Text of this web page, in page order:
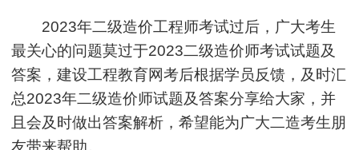
2023年二级造价工程师考试过后，广大考生
最关心的问题莫过于2023二级造价师考试试题及
答案，建设工程教育网考后根据学员反馈，及时汇
总2023年二级造价师试题及答案分享给大家，并
且会及时做出答案解析，希望能为广大二造考生朋
友带来帮助。
用户m2****88
一如既往的好
用户m1****68